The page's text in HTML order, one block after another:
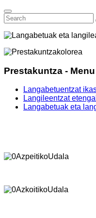
Prestakuntza - Menu
Langabetuentzat
Langileentzat
Langabetuak eta